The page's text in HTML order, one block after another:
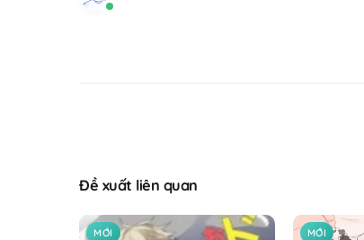
Đề xuất liên quan
MỚI MỚI